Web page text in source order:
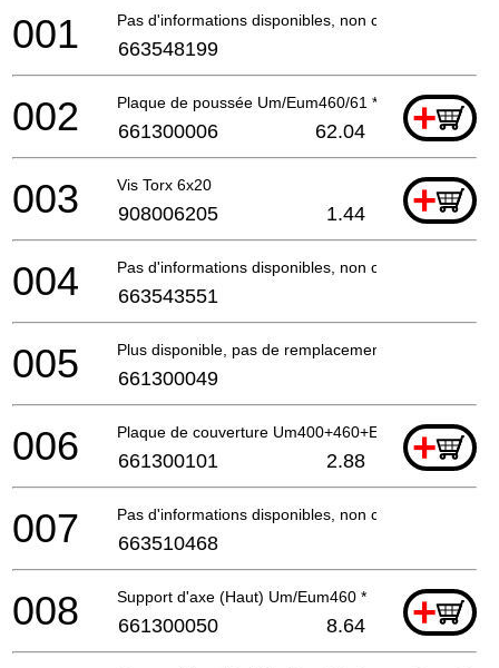
Pas d'informations disponibles, non commandable
001 663548199
Plaque de poussée Um/Eum460/61 * +
002 661300006 62.04
Vis Torx 6x20 +
003 908006205 1.44
Pas d'informations disponibles, non commandable
004 663543551
Plus disponible, pas de remplacement
005 661300049
Plaque de couverture Um400+460+Eum400 *
+
006 661300101 2.88
Pas d'informations disponibles, non commandable
007 663510468
Support d'axe (Haut) Um/Eum460 * +
008 661300050 8.64